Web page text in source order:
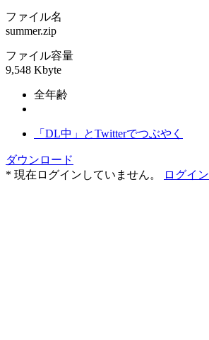
ファイル名
summer.zip
ファイル容量
9,548 Kbyte
全年齢
「DL中」とTwitterでつぶやく
ダウンロード
* 現在ログインしていません。
ログイン